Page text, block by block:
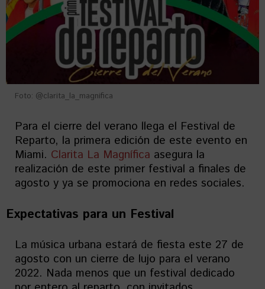
Foto: @clarita_la_magnifica
Para el cierre del verano llega el Festival de
Reparto, la primera edición de este evento en
Miami. Clarita La Magnífica asegura la
realización de este primer festival a finales de
agosto y ya se promociona en redes sociales.
Expectativas para un Festival
La música urbana estará de fiesta este 27 de
agosto con un cierre de lujo para el verano
2022. Nada menos que un festival dedicado